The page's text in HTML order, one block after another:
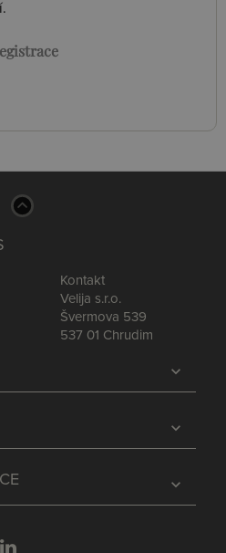
Kontakt
Velija s.r.o.
Švermova 539
537 01 Chrudim
expand_more
expand_more
expand_more